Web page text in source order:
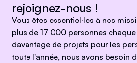
rejoignez-nous !
Vous êtes essentiel·les à nos
plus de 17 000 personnes
davantage de projets pour les
toute l'année, nous avons besoin